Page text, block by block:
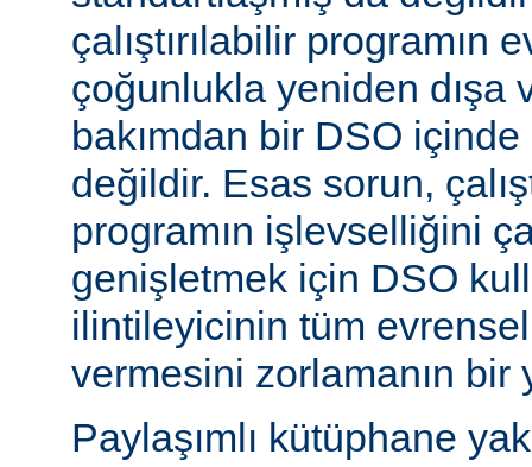
çalıştırılabilir programın
çoğunlukla yeniden dışa
bakımdan bir DSO
değildir. Esas sorun,
programın işlevselliğini
genişletmek için DSO
ilintileyicinin tüm
vermesini zorlamanın bir
Paylaşımlı kütüphane